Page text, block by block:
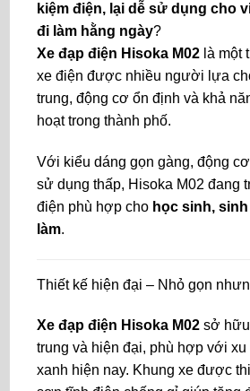
kiệm điện, lại dễ sử dụng cho
đi làm hằng ngày?
Xe đạp điện Hisoka M02 là một
xe điện được nhiều người lựa
trung, động cơ ổn định và khả
hoạt trong thành phố.
Với kiểu dáng gọn gàng, động
sử dụng thấp, Hisoka M02 đang
điện phù hợp cho học sinh,
làm.
Thiết kế hiện đại – Nhỏ gọn
Xe đạp điện Hisoka M02 sở
trung và hiện đại, phù hợp với
xanh hiện nay. Khung xe được